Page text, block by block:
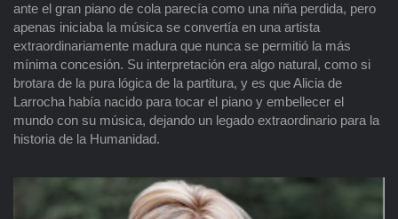
ante el gran piano de cola parecía como una niña perdida, pero
apenas iniciaba la música se convertía en una artista
extraordinariamente madura que nunca se permitió la más
mínima concesión. Su interpretación era algo natural, como si
brotara de la pura lógica de la partitura, y es que Alicia de
Larrocha había nacido para tocar el piano y embellecer el
mundo con su música, dejando un legado extraordinario para la
historia de la Humanidad.